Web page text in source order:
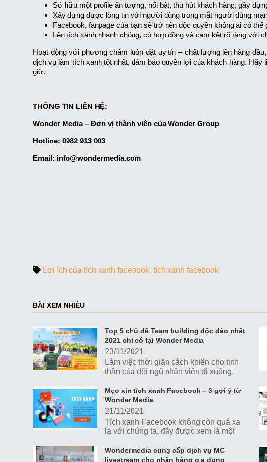
Sở hữu một profile ấn tượng, nổi bật, thu hút khách hàng, gây
Xây dựng được lòng tin với người dùng trong mắt người dùng
Facebook, fanpage của bạn sẽ trở nên độc quyền không ai có thể
Lên tích xanh nhanh chóng, có hợp đồng và cam kết rõ ràng với
Hoạt động với phương châm luôn đặt uy tín – chất lượng lên hàng đầu,
dịch vụ làm tích xanh tốt nhất, đảm bảo quyền lợi của khách hàng.
giờ.
THÔNG TIN LIÊN HỆ:
Wonder Media – Đơn vị thành viên của Wonder Group
Hotline: 0982 913 003
Email: info@wondermedia.com
Lợi ích của tích xanh facebook tích xanh facebook
BÀI XEM NHIỀU
Top 5 chủ đề Team building độc đáo nhất
2021 chỉ có tại Wonder Media
23/11/2021
Làm việc thời giãn cách khiến cho tinh
thần của đội ngũ nhân viên đi xuống,
muốn tổ chức một chương...
Mẹo xin tích xanh Facebook – 3 gợi ý từ
Wonder Media
21/11/2021
Tích xanh Facebook không còn quá xa
lạ với chúng ta, đây được xem là một
Facebook giúp người dùng...
Wondermedia cung cấp dịch vụ MC
livestream cho nhãn hàng gia dụng